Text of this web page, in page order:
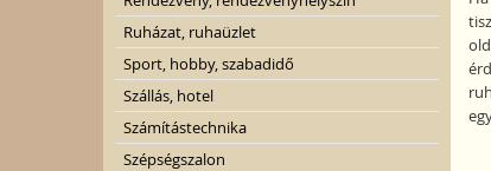
Ruházat, ruhaüzlet
Sport, hobby, szabadidő
Szállás, hotel
Számítástechnika
Szépségszalon